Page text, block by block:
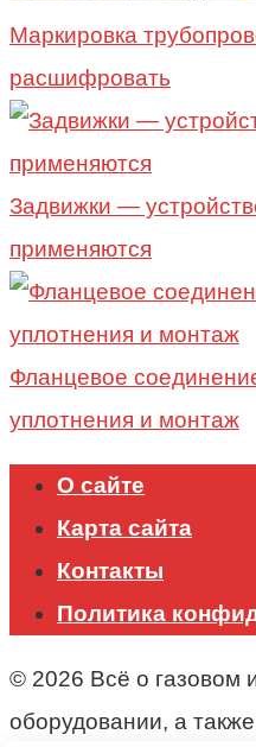
Маркировка
расшифровать
Задвижки —
применяются
Фланцевое
уплотнения и монтаж
О сайте
Карта сайта
Контакты
Политика
© 2026 Всё о газовом
оборудовании, а